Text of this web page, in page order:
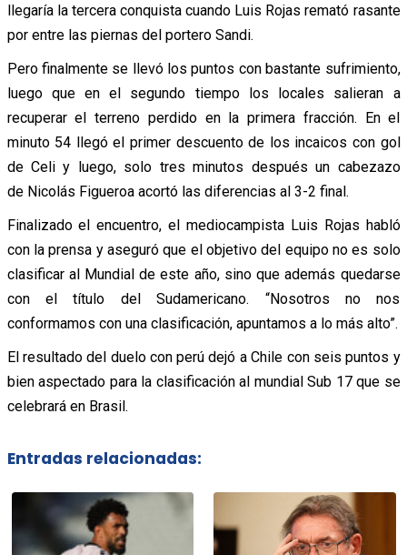
llegaría la tercera conquista cuando Luis Rojas remató rasante
por entre las piernas del portero Sandi.
Pero finalmente se llevó los puntos con bastante sufrimiento,
luego que en el segundo tiempo los locales salieran a
recuperar el terreno perdido en la primera fracción. En el
minuto 54 llegó el primer descuento de los incaicos con gol
de Celi y luego, solo tres minutos después un cabezazo
de Nicolás Figueroa acortó las diferencias al 3-2 final.
Finalizado el encuentro, el mediocampista Luis Rojas habló
con la prensa y aseguró que el objetivo del equipo no es solo
clasificar al Mundial de este año, sino que además quedarse
con el título del Sudamericano. “Nosotros no nos
conformamos con una clasificación, apuntamos a lo más alto”.
El resultado del duelo con perú dejó a Chile con seis puntos y
bien aspectado para la clasificación al mundial Sub 17 que se
celebrará en Brasil.
Entradas relacionadas: